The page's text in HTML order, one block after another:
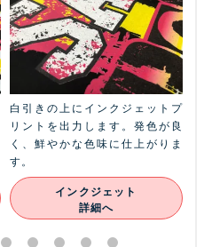
白引きの上にインクジェットプ
リントを出力します。発色が良
く、鮮やかな色味に仕上がりま
す。
インクジェット
詳細へ